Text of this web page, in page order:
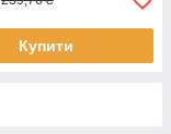
Купити